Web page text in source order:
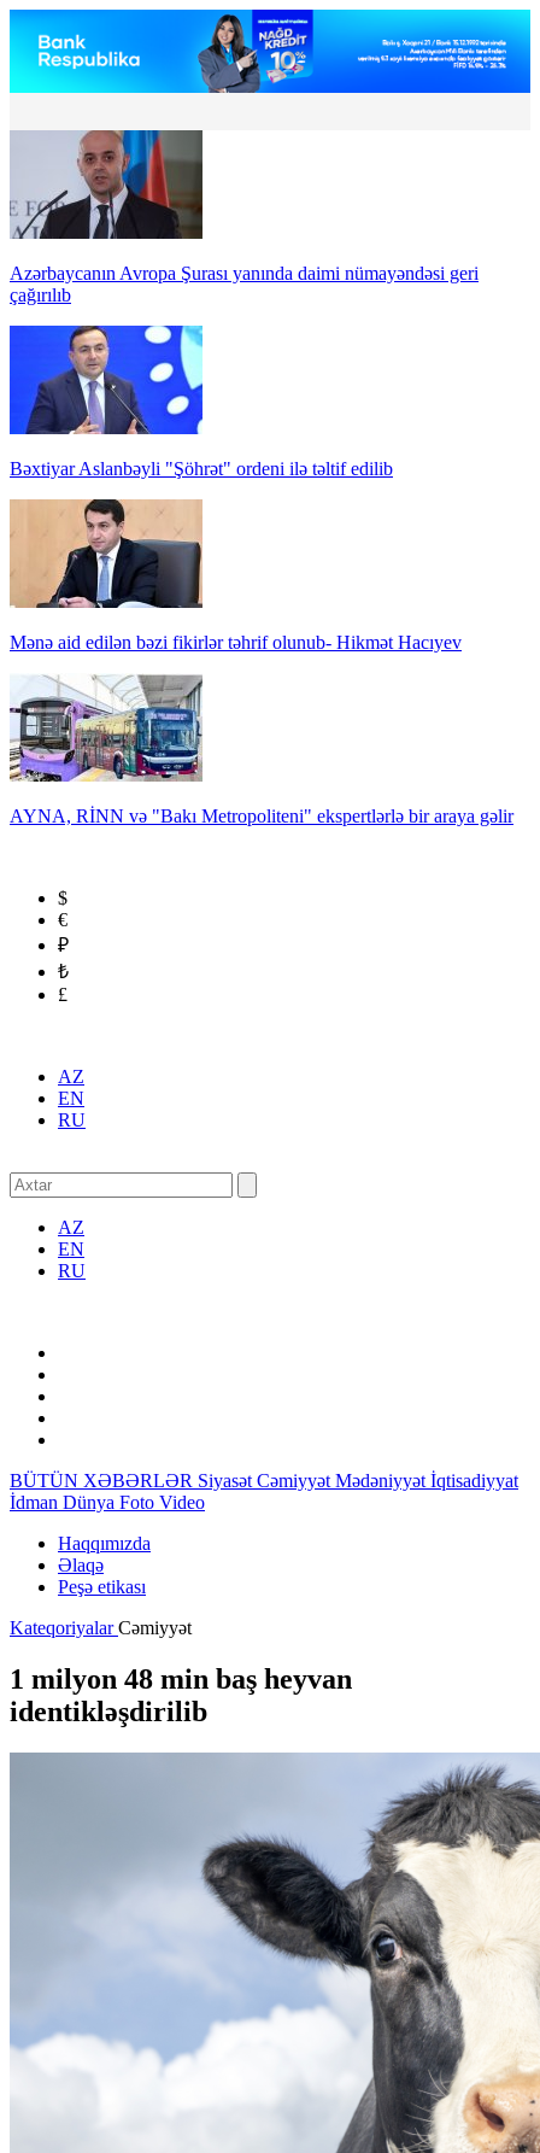
Azərbaycanın Avropa Şurası yanında daimi nümayəndəsi geri
çağırılıb
Bəxtiyar Aslanbəyli "Şöhrət" ordeni ilə təltif edilib
Mənə aid edilən bəzi fikirlər təhrif olunub- Hikmət Hacıyev
AYNA, RİNN və "Bakı Metropoliteni" ekspertlərlə bir araya gəlir
$
€
₽
₺
£
AZ
EN
RU
AZ
EN
RU
BÜTÜN XƏBƏRLƏR Siyasət Cəmiyyət Mədəniyyət İqtisadiyyat
İdman Dünya Foto Video
Haqqımızda
Əlaqə
Peşə etikası
KateqoriyalarCəmiyyət
1 milyon 48 min baş heyvan
identikləşdirilib